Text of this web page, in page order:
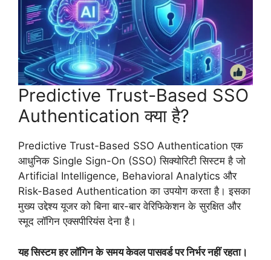
Predictive Trust-Based SSO
Authentication क्या है?
Predictive Trust-Based SSO Authentication एक
आधुनिक Single Sign-On (SSO) सिक्योरिटी सिस्टम है जो
Artificial Intelligence, Behavioral Analytics और
Risk-Based Authentication का उपयोग करता है। इसका
मुख्य उद्देश्य यूजर को बिना बार-बार वेरिफिकेशन के सुरक्षित और
स्मूद लॉगिन एक्सपीरियंस देना है।
यह सिस्टम हर लॉगिन के समय केवल पासवर्ड पर निर्भर नहीं रहता।